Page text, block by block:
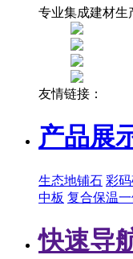
专业集成建材生
友情链接：
产品展
生态地铺石 彩
中板 复合保温一
快速导